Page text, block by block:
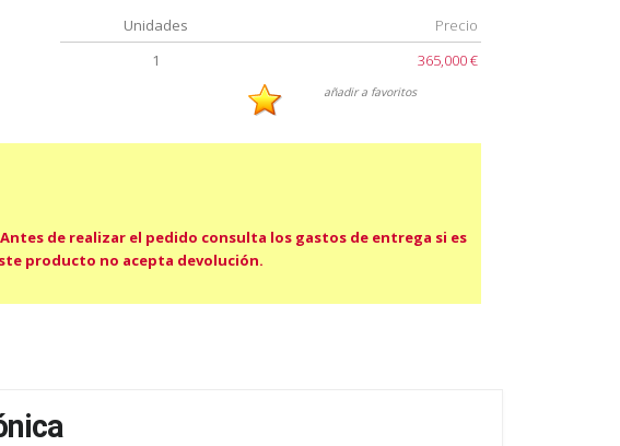
Unidades
Precio
1
365,000 €
añadir a favoritos
de realizar el pedido consulta los gastos de entrega si es
producto no acepta devolución.